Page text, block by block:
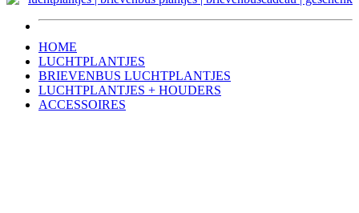
HOME
LUCHTPLANTJES
BRIEVENBUS LUCHTPLANTJES
LUCHTPLANTJES + HOUDERS
ACCESSOIRES